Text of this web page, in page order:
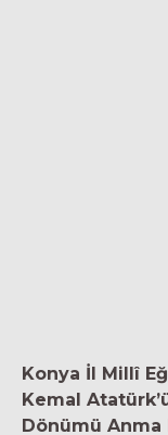
Konya İl Millî
Kemal
Dönümü Anma